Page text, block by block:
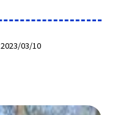
2023/03/10